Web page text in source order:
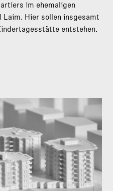
im ehemaligen
Hier sollen insgesamt
entstehen.